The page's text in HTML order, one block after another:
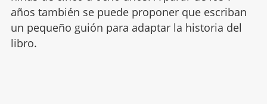
años también se puede proponer que escriban
un pequeño guión para adaptar la historia del
libro.